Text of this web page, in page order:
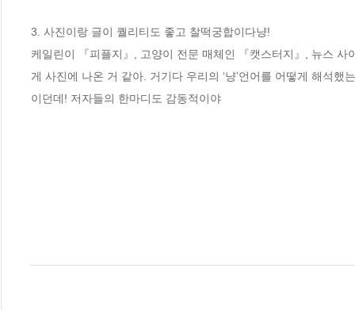
3. 사진이랑 글이 퀄리티도 좋고 찰떡궁합이다냥!
케일린이 『피플지』, 고양이 전문 매체인 『캣스터지』, 뉴스
게 사진에 나온 거 같아. 거기다 우리의 ‘냥’언어를 어떻게 해석
이던데! 저자들의 한마디도 감동적이야